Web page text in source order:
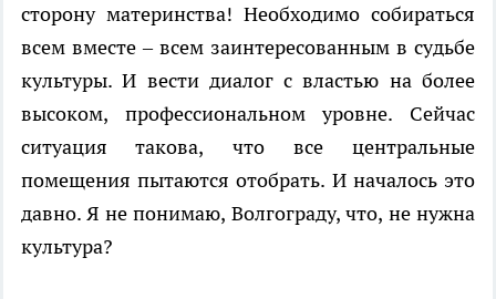
сторону материнства! Необходимо собираться
всем вместе – всем заинтересованным в судьбе
культуры. И вести диалог с властью на более
высоком, профессиональном уровне. Сейчас
ситуация такова, что все центральные
помещения пытаются отобрать. И началось это
давно. Я не понимаю, Волгограду, что, не нужна
культура?